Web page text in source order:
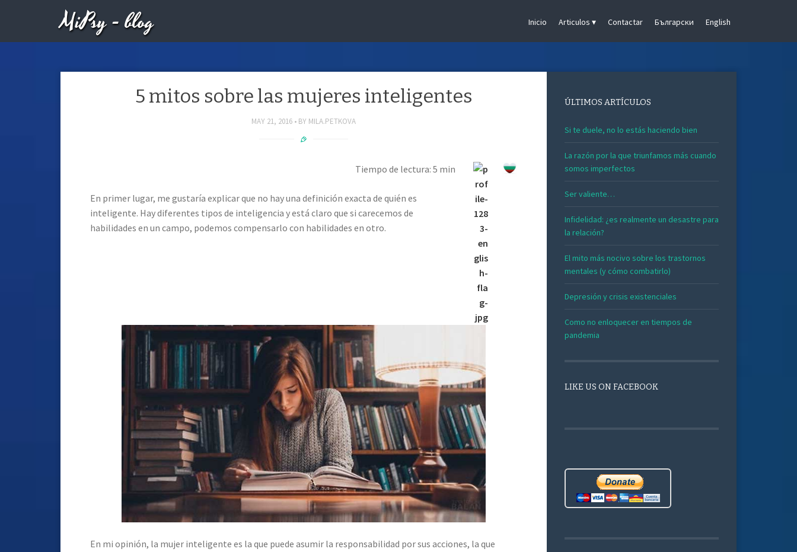
MiPsy - blog Inicio Articulos Contactar Български English
5 mitos sobre las mujeres inteligentes
MAY 21, 2016 BY MILA.PETKOVA
Tiempo de lectura: 5 min
En primer lugar, me gustaría explicar que no hay una definición exacta de quién es
inteligente. Hay diferentes tipos de inteligencia y está claro que si carecemos de
habilidades en un campo, podemos compensarlo con habilidades en otro.
En mi opinión, la mujer inteligente es la que puede asumir la responsabilidad por sus acciones, la que
ÚLTIMOS ARTÍCULOS
Si te duele, no lo estás haciendo bien
La razón por la que triunfamos más cuando
somos imperfectos
Ser valiente…
Infidelidad: ¿es realmente un desastre para
la relación?
El mito más nocivo sobre los trastornos
mentales (y cómo combatirlo)
Depresión y crisis existenciales
Como no enloquecer en tiempos de
pandemia
LIKE US ON FACEBOOK